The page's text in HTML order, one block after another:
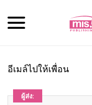
อีเมล์ไปให้เพื่อน
ผู้ส่ง: